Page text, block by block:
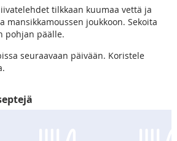
tilkkaan kuumaa vettä ja
mansikkamoussen joukkoon. Sekoita
pohjan päälle.
seuraavaan päivään. Koristele